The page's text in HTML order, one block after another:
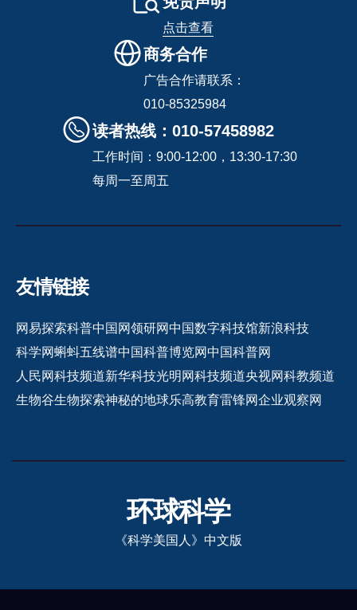
点击查看
商务合作
广告合作请联系：
010-85325984
读者热线：010-57458982
工作时间：9:00-12:00，13:30-17:30
每周一至周五
友情链接
网易探索科普中国网领研网中国数字科技馆新浪科技
科学网蝌蚪五线谱中国科普博览网中国科普网
人民网科技频道新华科技光明网科技频道央视网科教频道
生物谷生物探索神秘的地球乐高教育雷锋网企业观察网
环球科学
《科学美国人》中文版